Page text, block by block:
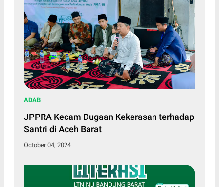
ADAB
JPPRA Kecam Dugaan Kekerasan terhadap
Santri di Aceh Barat
October 04, 2024